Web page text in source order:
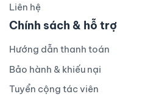
Liên hệ
Chính sách & hỗ trợ
Hướng dẫn thanh toán
Bảo hành & khiếu nại
Tuyển cộng tác viên